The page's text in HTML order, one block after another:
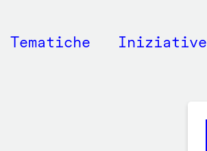
Main
Tematiche Iniziative